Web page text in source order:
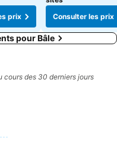
prix
Consulter les prix
pour Bâle
cours des 30 derniers jours